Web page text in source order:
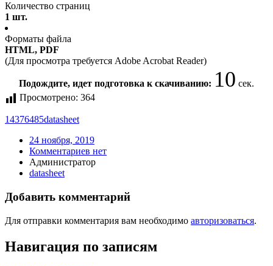
Количество страниц
1 шт.
Форматы файла
HTML, PDF
(Для просмотра требуется Adobe Acrobat Reader)
Подождите, идет подготовка к скачиванию: 10 сек.
Просмотрено: 364
14376485datasheet
24 ноября, 2019
Комментариев нет
Администратор
datasheet
Добавить комментарий
Для отправки комментария вам необходимо авторизоваться.
Навигация по записям